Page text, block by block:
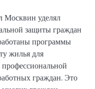
Москвин уделял
защиты граждан
программы
жилья для
граждан. Это